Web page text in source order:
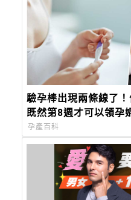
驗孕棒出現兩條線了
既然第8週才可以領孕
就好？
孕產百科